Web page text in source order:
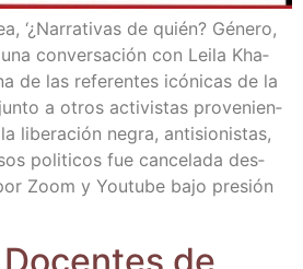
‘¿Narra­ti­vas de quién? Géne­ro,
con­ver­sa­ción con Lei­la Kha­
de las refe­ren­tes icó­ni­cas de la
a otros acti­vis­tas pro­ve­nien­
libe­ra­ción negra, anti­sio­nis­tas,
poli­ti­cos fue can­ce­la­da des­
Zoom y You­tu­be bajo pre­sión